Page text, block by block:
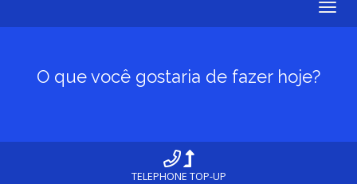
O que você gostaria de fazer hoje?
TELEPHONE TOP-UP